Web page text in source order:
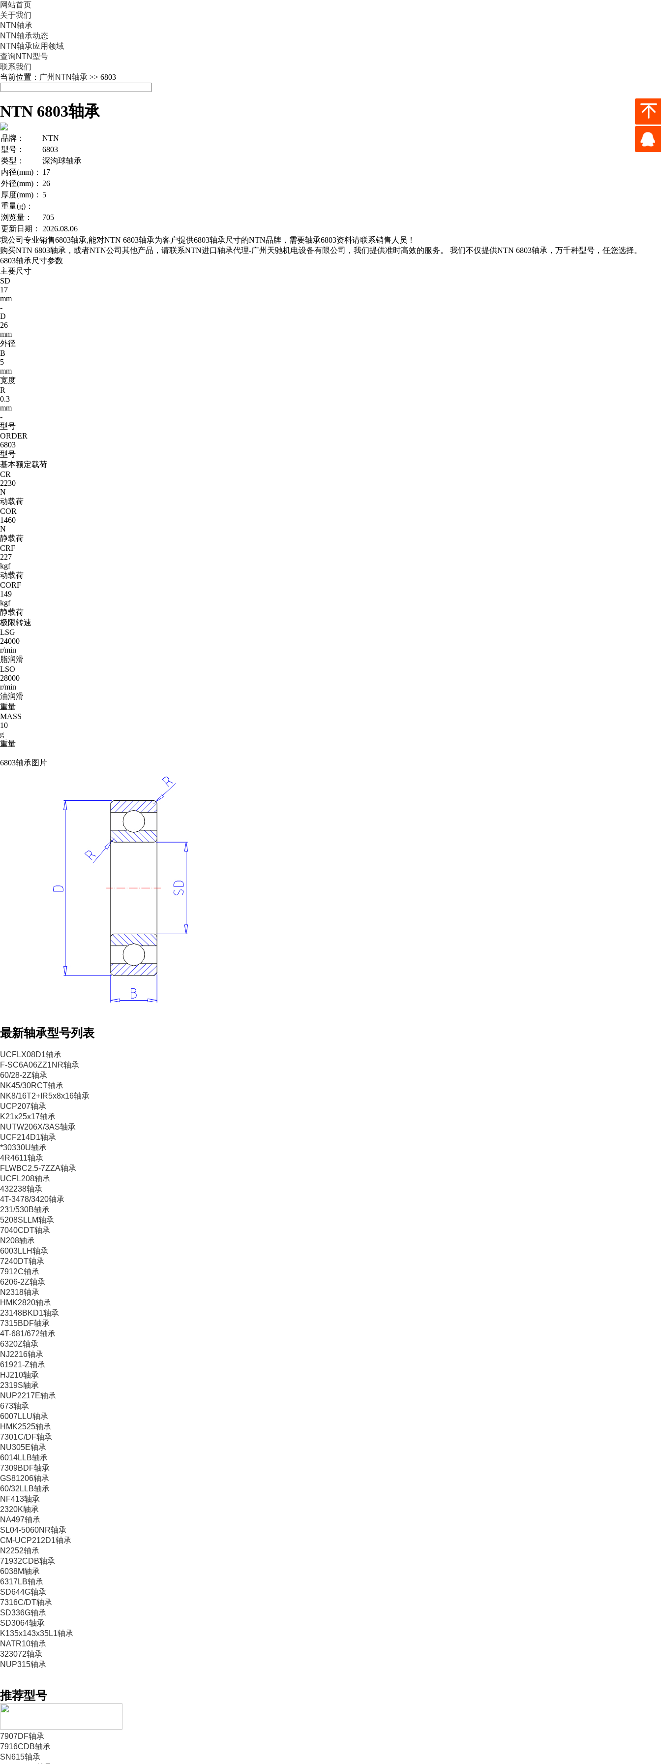
网站首页
关于我们
NTN轴承
NTN轴承动态
NTN轴承应用领域
查询NTN型号
联系我们
当前位置： 广州NTN轴承 >> 6803
NTN 6803轴承
品牌：
NTN
型号：
6803
类型：
深沟球轴承
内径(mm)： 17
外径(mm)： 26
厚度(mm)： 5
重量(g)：
浏览量：
705
更新日期：
2026.08.06
我公司专业销售6803轴承,能对NTN 6803轴承为客户提供6803轴承尺寸的NTN品牌，需要轴承6803资料请联系销售人员！
购买NTN 6803轴承，或者NTN公司其他产品，请联系NTN进口轴承代理-广州天驰机电设备有限公司，我们提供准时高效的服务。 我们不仅提供NTN 6803轴承，万千种型号，任您选择。
6803轴承尺寸参数
主要尺寸
SD
17
mm
-
D
26
mm
外径
B
5
mm
宽度
R
0.3
mm
-
型号
ORDER
6803
型号
基本额定载荷
CR
2230
N
动载荷
COR
1460
N
静载荷
CRF
227
kgf
动载荷
CORF
149
kgf
静载荷
极限转速
LSG
24000
r/min
脂润滑
LSO
28000
r/min
油润滑
重量
MASS
10
g
重量
6803轴承图片
最新轴承型号列表
UCFLX08D1轴承
F-SC6A06ZZ1NR轴承
60/28-2Z轴承
NK45/30RCT轴承
NK8/16T2+IR5x8x16轴承
UCP207轴承
K21x25x17轴承
NUTW206X/3AS轴承
UCF214D1轴承
*30330U轴承
4R4611轴承
FLWBC2.5-7ZZA轴承
UCFL208轴承
432238轴承
4T-3478/3420轴承
231/530B轴承
5208SLLM轴承
7040CDT轴承
N208轴承
6003LLH轴承
7240DT轴承
7912C轴承
6206-2Z轴承
N2318轴承
HMK2820轴承
23148BKD1轴承
7315BDF轴承
4T-681/672轴承
6320Z轴承
NJ2216轴承
61921-Z轴承
HJ210轴承
2319S轴承
NUP2217E轴承
673轴承
6007LLU轴承
HMK2525轴承
7301C/DF轴承
NU305E轴承
6014LLB轴承
7309BDF轴承
GS81206轴承
60/32LLB轴承
NF413轴承
2320K轴承
NA497轴承
SL04-5060NR轴承
CM-UCP212D1轴承
N2252轴承
71932CDB轴承
6038M轴承
6317LB轴承
SD644G轴承
7316C/DT轴承
SD336G轴承
SD3064轴承
K135x143x35L1轴承
NATR10轴承
323072轴承
NUP315轴承
推荐型号
7907DF轴承
7916CDB轴承
SN615轴承